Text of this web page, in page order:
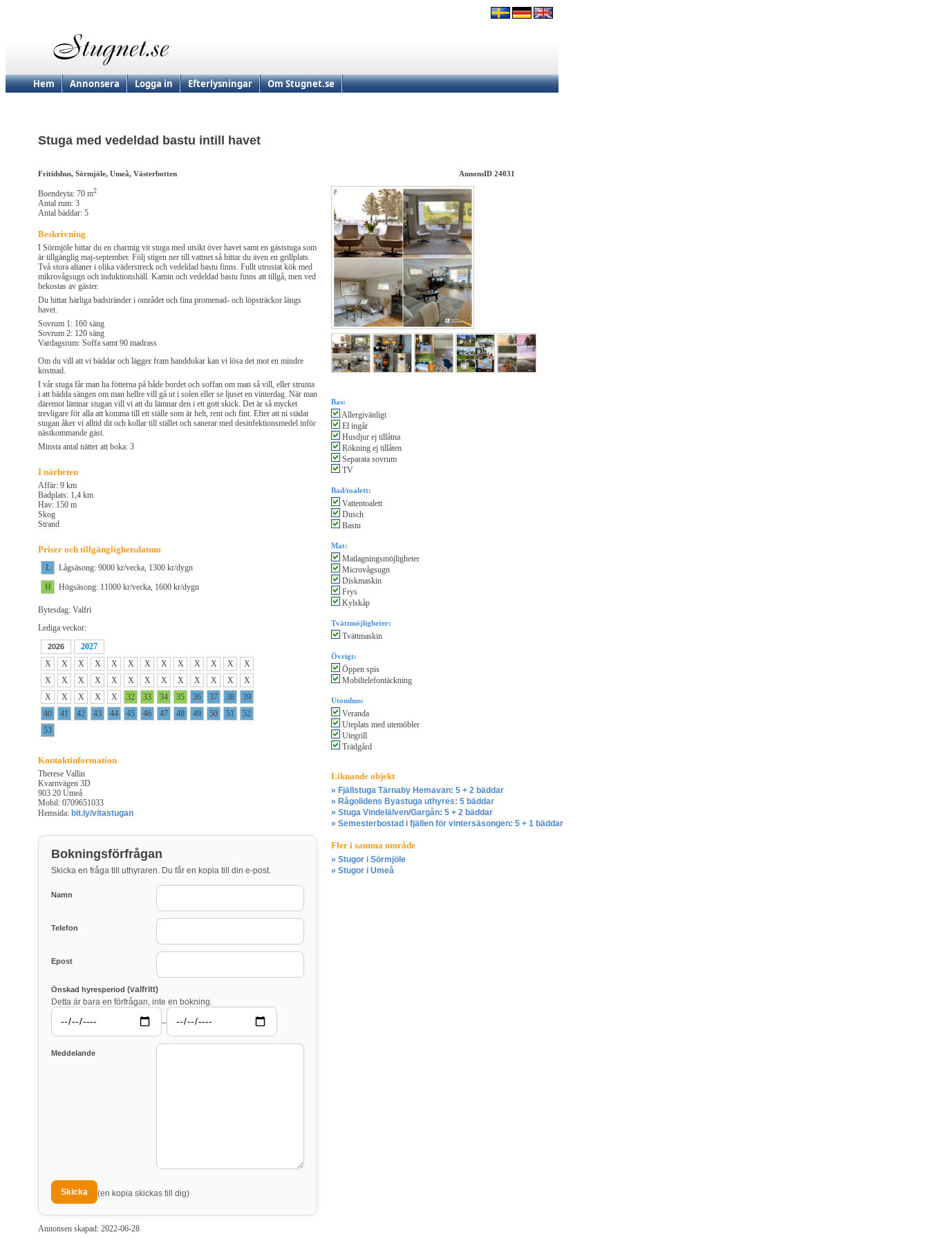
Hem Annonsera Logga in Efterlysningar Om Stugnet.se
Stuga med vedeldad bastu intill havet
Fritidshus, Sörmjöle, Umeå, Västerbotten AnnonsID 24031
Boendeyta: 70 m2
Antal rum: 3
Antal bäddar: 5
Beskrivning
I Sörmjöle hittar du en charmig vit stuga med utsikt över havet samt en gäststuga som
är tillgänglig maj-september. Följ stigen ner till vattnet så hittar du även en grillplats.
Två stora altaner i olika väderstreck och vedeldad bastu finns. Fullt utrustat kök med
mikrovågsugn och induktionshäll. Kamin och vedeldad bastu finns att tillgå, men ved
bekostas av gäster.
Du hittar härliga badstränder i området och fina promenad- och löpsträckor längs
havet.
Sovrum 1: 160 säng
Sovrum 2: 120 säng
Vardagsrum: Soffa samt 90 madrass
Om du vill att vi bäddar och lägger fram handdukar kan vi lösa det mot en mindre
kostnad.
I vår stuga får man ha fötterna på både bordet och soffan om man så vill, eller strunta
i att bädda sängen om man hellre vill gå ut i solen eller se ljuset en vinterdag. När man
däremot lämnar stugan vill vi att du lämnar den i ett gott skick. Det är så mycket
trevligare för alla att komma till ett ställe som är helt, rent och fint. Efter att ni städat
stugan åker vi alltid dit och kollar till stället och sanerar med desinfektionsmedel inför
nästkommande gäst.
Minsta antal nätter att boka: 3
I närheten
Affär: 9 km
Badplats: 1,4 km
Hav: 150 m
Skog
Strand
Priser och tillgänglighetsdatum
L
Lågsäsong: 9000 kr/vecka, 1300 kr/dygn
H
Högsäsong: 11000 kr/vecka, 1600 kr/dygn
Bytesdag: Valfri
Lediga veckor:
2026
2027
X
X X X X X X X X X X X
X
X
X X X X X X X X X X X
X
X
X X X X 32 33 34 35 36 37 38
39
40
41 42 43 44 45 46 47 48 49 50 51
52
53
Kontaktinformation
Therese Vallin
Kvarnvägen 3D
903 20 Umeå
Mobil: 0709651033
Hemsida: bit.ly/vitastugan
Bokningsförfrågan
Skicka en fråga till uthyraren. Du får en kopia till din e-post.
Namn
Telefon
Epost
Önskad hyresperiod (valfritt)
Detta är bara en förfrågan, inte en bokning.
–
Meddelande
(en kopia skickas till dig)
Bas:
Allergivänligt
El ingår
Husdjur ej tillåtna
Rökning ej tillåten
Separata sovrum
TV
Bad/toalett:
Vattentoalett
Dusch
Bastu
Mat:
Matlagningsmöjligheter
Microvågsugn
Diskmaskin
Frys
Kylskåp
Tvättmöjligheter:
Tvättmaskin
Övrigt:
Öppen spis
Mobiltelefontäckning
Utomhus:
Veranda
Uteplats med utemöbler
Utegrill
Trädgård
Liknande objekt
» Fjällstuga Tärnaby Hemavan: 5 + 2 bäddar
» Rågolidens Byastuga uthyres: 5 bäddar
» Stuga Vindelälven/Gargån: 5 + 2 bäddar
» Semesterbostad i fjällen för vintersäsongen: 5 + 1 bäddar
Fler i samma område
» Stugor i Sörmjöle
» Stugor i Umeå
Annonsen skapad: 2022-06-28